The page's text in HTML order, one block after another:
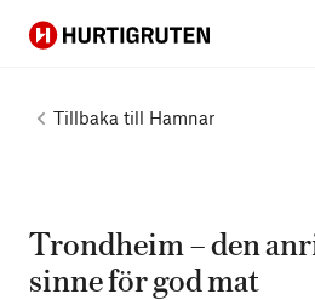
Hurtigruten
Tillbaka till Hamnar
Trondheim – den
sinne för god mat